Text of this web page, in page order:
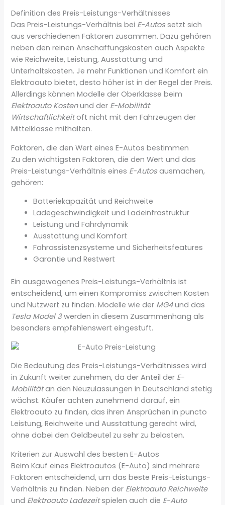
Definition des Preis-Leistungs-Verhältnisses
Das Preis-Leistungs-Verhältnis bei E-Autos setzt sich
aus verschiedenen Faktoren zusammen. Dazu gehören
neben den reinen Anschaffungskosten auch Aspekte
wie Reichweite, Leistung, Ausstattung und
Unterhaltskosten. Je mehr Funktionen und Komfort ein
Elektroauto bietet, desto höher ist in der Regel der Preis.
Allerdings können Modelle der Oberklasse beim
Elektroauto Kostenund der E-Mobilität
Wirtschaftlichkeitoft nicht mit den Fahrzeugen der
Mittelklasse mithalten.
Faktoren, die den Wert eines E-Autos bestimmen
Zu den wichtigsten Faktoren, die den Wert und das
Preis-Leistungs-Verhältnis eines E-Autos ausmachen,
gehören:
Batteriekapazität und Reichweite
Ladegeschwindigkeit und Ladeinfrastruktur
Leistung und Fahrdynamik
Ausstattung und Komfort
Fahrassistenzsysteme und Sicherheitsfeatures
Garantie und Restwert
Ein ausgewogenes Preis-Leistungs-Verhältnis ist
entscheidend, um einen Kompromiss zwischen Kosten
und Nutzwert zu finden. Modelle wie der MG4und das
Tesla Model 3werden in diesem Zusammenhang als
besonders empfehlenswert eingestuft.
Die Bedeutung des Preis-Leistungs-Verhältnisses wird
in Zukunft weiter zunehmen, da der Anteil der E-
Mobilitätan den Neuzulassungen in Deutschland stetig
wächst. Käufer achten zunehmend darauf, ein
Elektroauto zu finden, das ihren Ansprüchen in puncto
Leistung, Reichweite und Ausstattung gerecht wird,
ohne dabei den Geldbeutel zu sehr zu belasten.
Kriterien zur Auswahl des besten E-Autos
Beim Kauf eines Elektroautos (E-Auto) sind mehrere
Faktoren entscheidend, um das beste Preis-Leistungs-
Verhältnis zu finden. Neben der Elektroauto Reichweite
und Elektroauto Ladezeitspielen auch die E-Auto